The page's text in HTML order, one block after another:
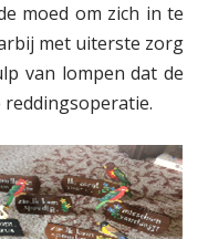
moed om zich in te
met uiterste zorg
van lompen dat de